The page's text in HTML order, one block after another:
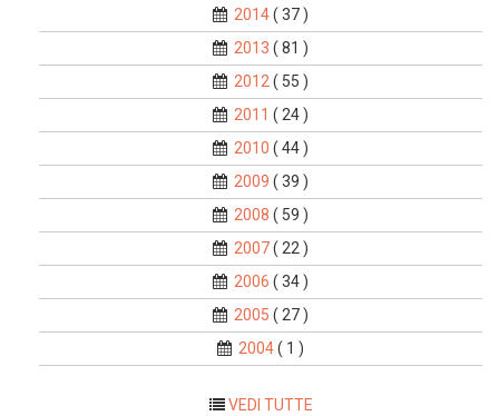
2014( 37 )
2013 ( 81 )
2012 ( 55 )
2011 ( 24 )
2010 ( 44 )
2009 ( 39 )
2008 ( 59 )
2007( 22 )
2006 ( 34 )
2005 ( 27 )
2004( 1 )
VEDI TUTTE